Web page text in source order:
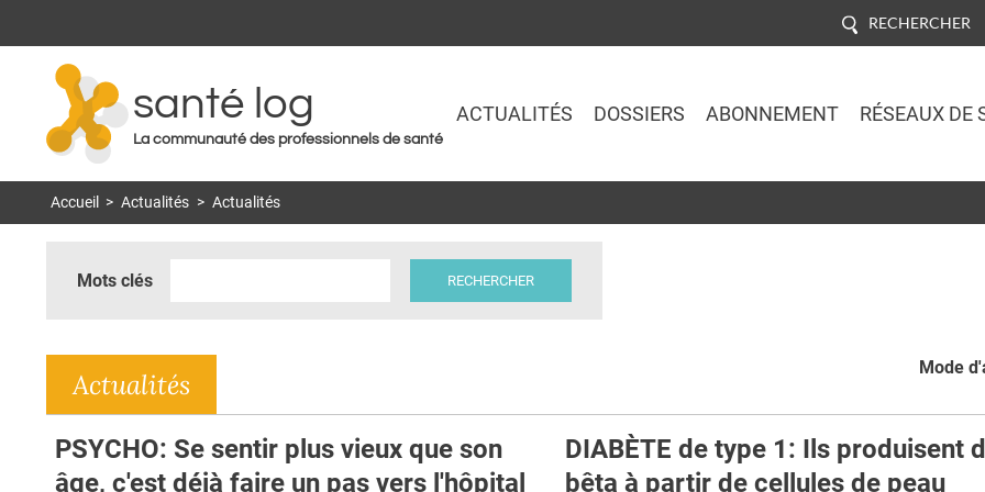
RECHERCHER
santé log
La communauté des professionnels de santé
ACTUALITÉS DOSSIERS ABONNEMENT RÉSEAUX DE
Accueil > Actualités > Actualités
Mots clés
Mode
Actualités
PSYCHO: Se sentir plus vieux que son
âge, c'est déjà faire un pas vers l'hôpital
DIABÈTE de type 1: Ils produisent
bêta à partir de cellules de peau